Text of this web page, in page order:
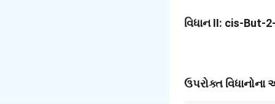
વિધાન II: cis-
ઉપરોક્ત